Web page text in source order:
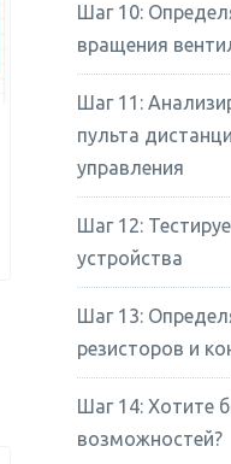
Шаг 10:
вращения
Шаг 11:
пульта
управления
Шаг 12:
устройства
Шаг 13:
резисторов и
Шаг 14: Хотите
возможностей?